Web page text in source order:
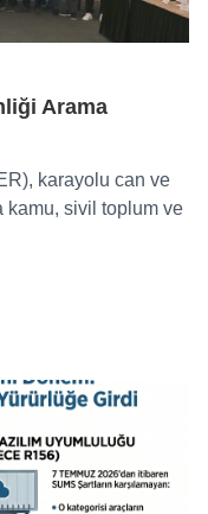
Arama
karayolu can ve
kamu, sivil toplum ve